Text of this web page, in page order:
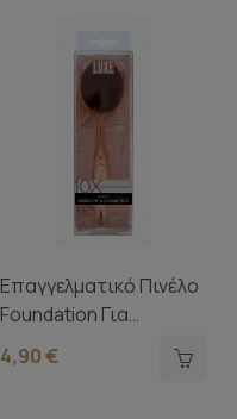
Επαγγελματικό Πινέλο
Foundation Για
Πρόσωπο Και...
4,90 €